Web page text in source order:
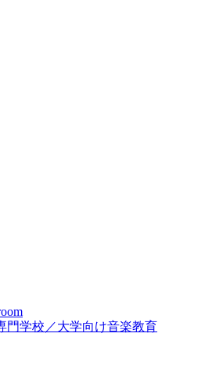
門学校／大学向け音楽教育